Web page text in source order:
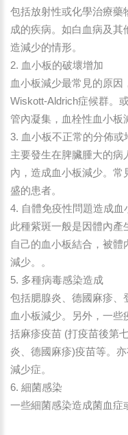
包括放射性或化學治療藥
成的疾病。如白血病及
造減少的情形。
2. 血小板的破壞增加
血小板減少最常見的原
Wiskott-Aldrich症候群。
管內凝集，血栓性血小板
3. 血小板不正常的分佈或
主要發生在脾臟腫大的病
內，造成血小板減少。常
盛的患者。
4. 自體免疫性問題造成血
此種紫斑一般是因體內產
自己的血小板結合，被體
減少。。
5. 多種病毒感染造成
包括腮腺炎、德國麻疹、
血小板減少。另外，一
括麻疹疫苗 (打疫苗後第
炎、德國麻疹)疫苗等。
減少症。
6. 細菌感染
一些細菌感染造成菌血症